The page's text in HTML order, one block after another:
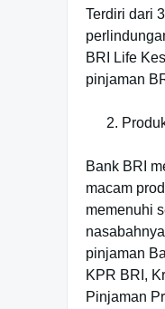
Terdiri dari
BRI Life
pinjaman
Bank BRI
macam
memenuhi
pinjaman
KPR BRI,
Pinjaman